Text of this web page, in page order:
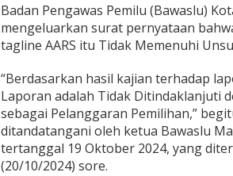
:
T
d
k
M
e
m
e
n
u
Badan Pengawas Pemilu (Bawaslu)
mengeluarkan surat pernyataan
tagline AARS itu Tidak Memenuhi
“Berdasarkan hasil kajian terhadap
Laporan adalah Tidak Ditindaklanjuti
sebagai Pelanggaran Pemilihan,”
ditandatangani oleh ketua Bawaslu
tertanggal 19 Oktober 2024, yang
(20/10/2024) sore.